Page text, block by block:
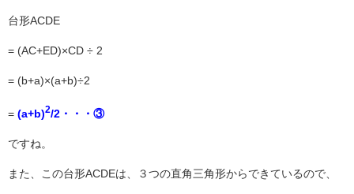
台形ACDE
= (AC+ED)×CD ÷ 2
= (b+a)×(a+b)÷2
= (a+b)2/2・・・③
ですね。
また、この台形ACDEは、３つの直角三角形からできているので、